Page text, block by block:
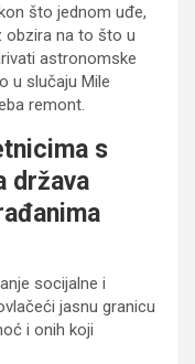
što jednom uđe,
obzira na to što u
astronomske
u slučaju Mile
remont.
s
država
socijalne i
jasnu granicu
i onih koji